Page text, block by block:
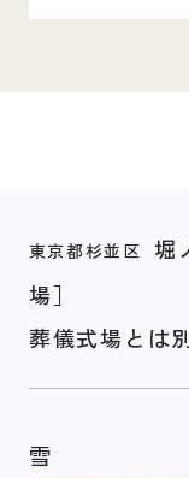
東京都杉並区
堀
場］
葬儀式場とは
雪